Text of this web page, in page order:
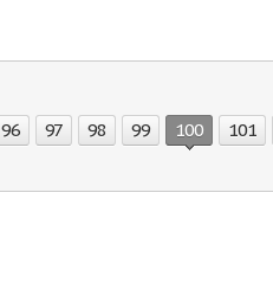
96 97 98 99 100
101